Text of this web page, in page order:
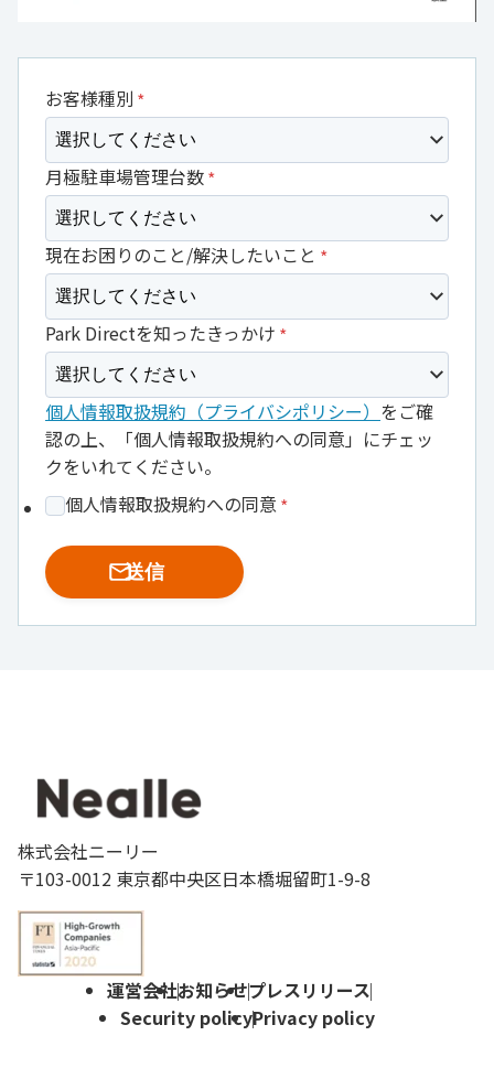
お客様種別
月極駐車場管理台数
現在お困りのこと/解決したいこと
Park Directを知ったきっかけ
個人情報取扱規約（プライバシポリシー） をご確
認の上、「個人情報取扱規約への同意」にチェッ
クをいれてください。
個人情報取扱規約への同意
株式会社ニーリー
〒103-0012 東京都中央区日本橋堀留町1-9-8
運営会社お知らせプレスリリース
Security policyPrivacy policy